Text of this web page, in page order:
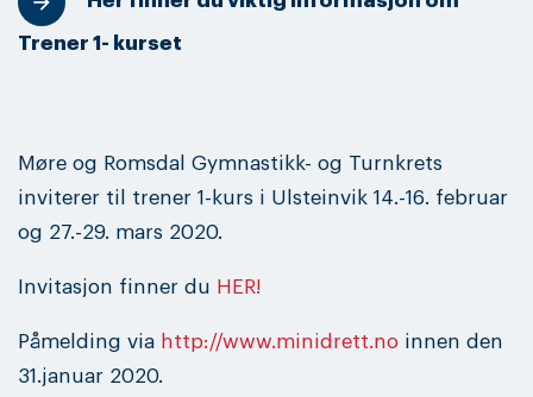
Trener 1- kurset
Møre og Romsdal Gymnastikk- og Turnkrets
inviterer til trener 1-kurs i Ulsteinvik 14.-16. februar
og 27.-29. mars 2020.
Invitasjon finner du HER!
Påmelding via http://www.minidrett.no innen den
31.januar 2020.